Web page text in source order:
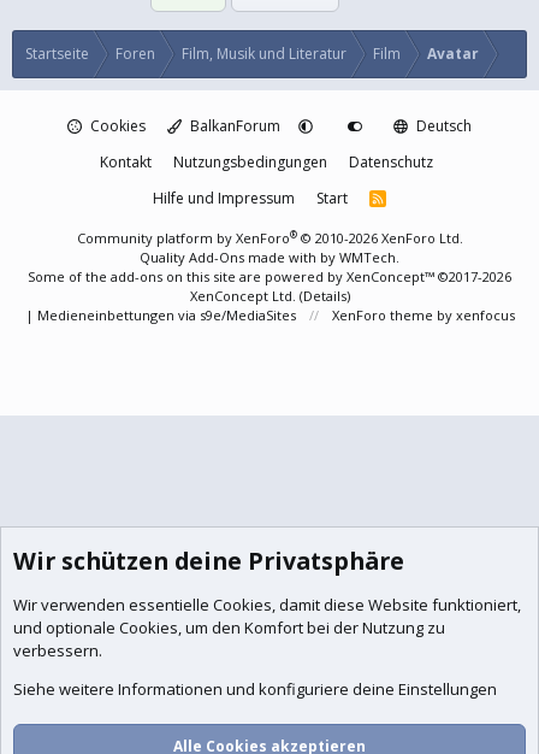
Startseite Foren Film, Musik und Literatur Film Avatar
Cookies BalkanForum
Deutsch
Kontakt
Nutzungsbedingungen
Datenschutz
Hilfe und Impressum
Start
R
Community platform by XenForo® © 2010-2026 XenForo Ltd.
Quality Add-Ons made with by WMTech.
Some of the add-ons on this site are powered by XenConcept™ ©2017-2026
XenConcept Ltd. (Details)
| Medieneinbettungen via s9e/MediaSites XenForo theme by xenfocus
Wir schützen deine Privatsphäre
Wir verwenden essentielle Cookies, damit diese Website funktioniert,
und optionale Cookies, um den Komfort bei der Nutzung zu
verbessern.
Siehe weitere Informationen und konfiguriere deine Einstellungen
Alle Cookies akzeptieren